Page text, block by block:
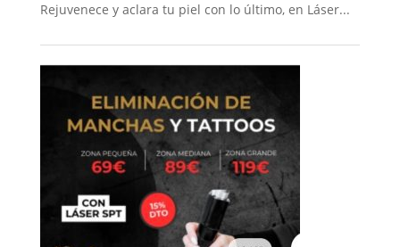
Rejuvenece y aclara tu piel con lo último, en Láser...